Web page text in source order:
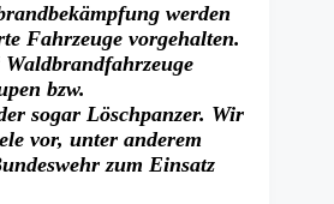
werden
Fahrzeuge vorgehalten.
bzw.
sogar Löschpanzer. Wir
vor, unter anderem
zum Einsatz